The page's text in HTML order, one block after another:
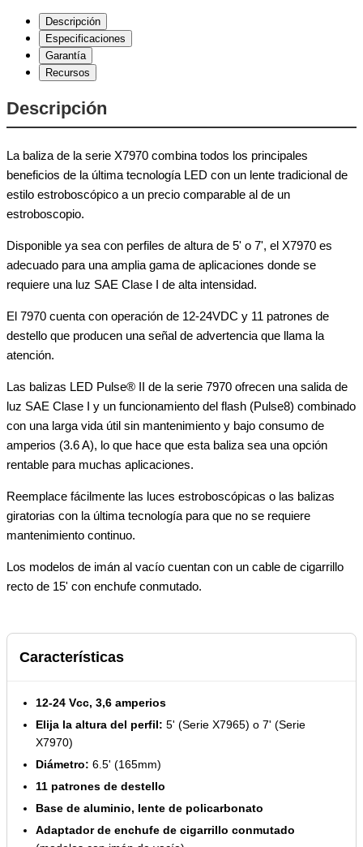
Descripción
Especificaciones
Garantía
Recursos
Descripción
La baliza de la serie X7970 combina todos los principales
beneficios de la última tecnología LED con un lente tradicional de
estilo estroboscópico a un precio comparable al de un
estroboscopio.
Disponible ya sea con perfiles de altura de 5' o 7', el X7970 es
adecuado para una amplia gama de aplicaciones donde se
requiere una luz SAE Clase I de alta intensidad.
El 7970 cuenta con operación de 12-24VDC y 11 patrones de
destello que producen una señal de advertencia que llama la
atención.
Las balizas LED Pulse® II de la serie 7970 ofrecen una salida de
luz SAE Clase I y un funcionamiento del flash (Pulse8) combinado
con una larga vida útil sin mantenimiento y bajo consumo de
amperios (3.6 A), lo que hace que esta baliza sea una opción
rentable para muchas aplicaciones.
Reemplace fácilmente las luces estroboscópicas o las balizas
giratorias con la última tecnología para que no se requiere
mantenimiento continuo.
Los modelos de imán al vacío cuentan con un cable de cigarrillo
recto de 15' con enchufe conmutado.
Características
12-24 Vcc, 3,6 amperios
Elija la altura del perfil: 5' (Serie X7965) o 7' (Serie
X7970)
Diámetro: 6.5' (165mm)
11 patrones de destello
Base de aluminio, lente de policarbonato
Adaptador de enchufe de cigarrillo conmutado